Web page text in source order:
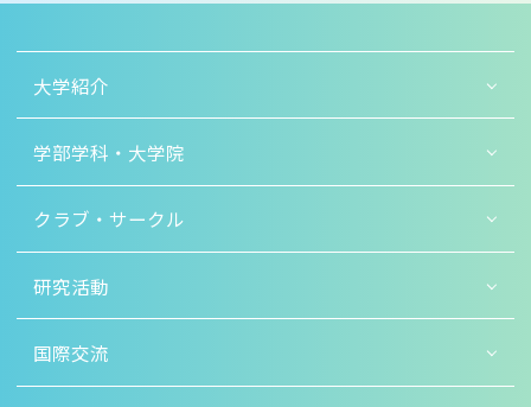
大学紹介
学部学科・大学院
クラブ・サークル
研究活動
国際交流